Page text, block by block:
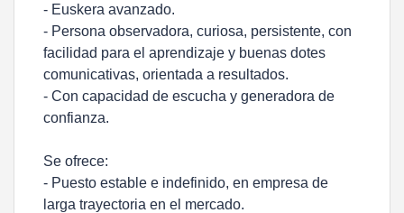
- Euskera avanzado.
- Persona observadora, curiosa, persistente, con
facilidad para el aprendizaje y buenas dotes
comunicativas, orientada a resultados.
- Con capacidad de escucha y generadora de
confianza.
Se ofrece:
- Puesto estable e indefinido, en empresa de
larga trayectoria en el mercado.